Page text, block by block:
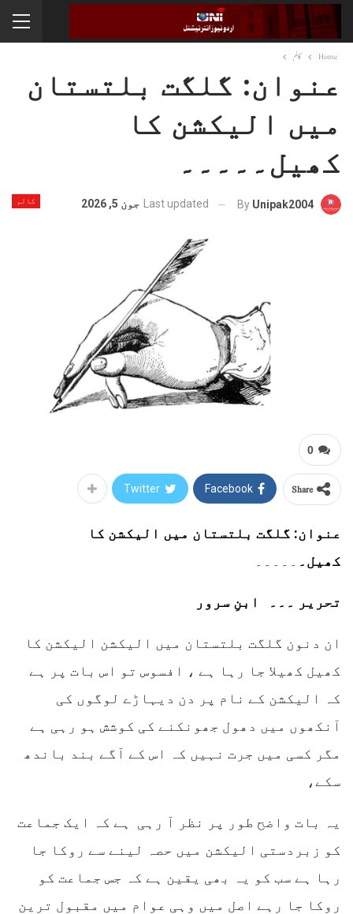
Home کالم
عنوان: گلگت بلتستان
میں الیکشن کا
کھیل۔۔۔۔۔
کالم By Unipak2004
Last updated جون 5, 2026
0
Share
Facebook
Twitter
عنوان: گلگت بلتستان میں الیکشن کا
کھیل۔
تحریر ۔۔۔ ابنِ سرور
ان دنون گلگت بلتستان میں الیکشن الیکشن کا
کھیل کھیلا جا رہا ہے ، افسوس تو اس بات پر ہے
کہ الیکشن کے نام پر دن دیہاڑے لوگوں کی
آنکھوں میں دھول جھونکنے کی کوشش ہو رہی ہے
مگر کسی میں جرت نہیں کہ اس کے آگے بند باندھ
سکے،
یہ بات واضح طور پر نظر آ رہی ہے کہ ایک جماعت
کو زبردستی الیکشن میں حصہ لینے سے روکا جا
رہا ہے سب کو یہ بھی یقین ہے کہ جس جماعت کو
روکا جا رہے اصل میں وہی عوام میں مقبول ترین